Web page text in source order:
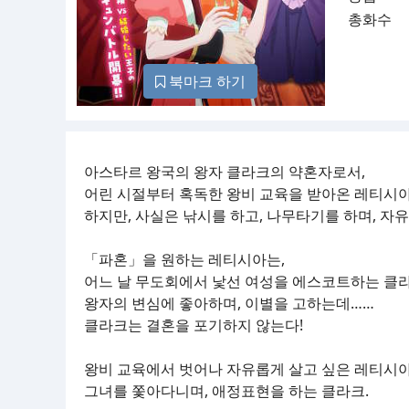
북마크 하기
총화수
아스타르 왕국의 왕자 클라크의 약혼자로서,
어린 시절부터 혹독한 왕비 교육을 받아온 레티시
하지만, 사실은 낚시를 하고, 나무타기를 하며, 자
「파혼」을 원하는 레티시아는,
어느 날 무도회에서 낯선 여성을 에스코트하는 클
왕자의 변심에 좋아하며, 이별을 고하는데……
클라크는 결혼을 포기하지 않는다!
왕비 교육에서 벗어나 자유롭게 살고 싶은 레티시
그녀를 쫓아다니며, 애정표현을 하는 클라크.